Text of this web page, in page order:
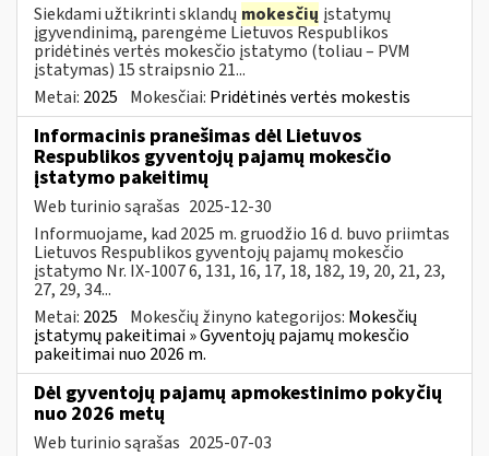
Siekdami užtikrinti sklandų mokesčių įstatymų
įgyvendinimą, parengėme Lietuvos Respublikos
pridėtinės vertės mokesčio įstatymo (toliau – PVM
įstatymas) 15 straipsnio 21...
Metai: 2025 Mokesčiai: Pridėtinės vertės mokestis
Informacinis pranešimas dėl Lietuvos
Respublikos gyventojų pajamų mokesčio
įstatymo pakeitimų
Web turinio sąrašas 2025-12-30
Informuojame, kad 2025 m. gruodžio 16 d. buvo priimtas
Lietuvos Respublikos gyventojų pajamų mokesčio
įstatymo Nr. IX-1007 6, 131, 16, 17, 18, 182, 19, 20, 21, 23,
27, 29, 34...
Metai: 2025 Mokesčių žinyno kategorijos: Mokesčių
įstatymų pakeitimai » Gyventojų pajamų mokesčio
pakeitimai nuo 2026 m.
Dėl gyventojų pajamų apmokestinimo pokyčių
nuo 2026 metų
Web turinio sąrašas 2025-07-03